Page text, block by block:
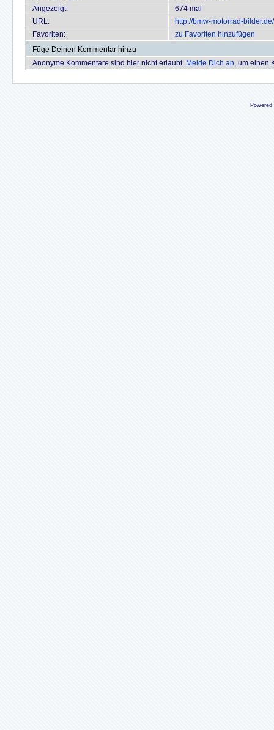
Angezeigt:
674 mal
URL:
http://bmw-motorrad-
Favoriten:
zu Favoriten hinzufügen
Füge Deinen Kommentar hinzu
Anonyme Kommentare sind hier nicht erlaubt. Melde Dich an, um einen